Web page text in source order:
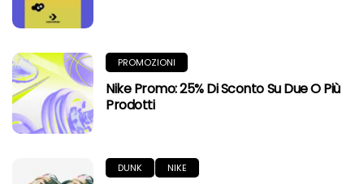
PROMOZIONI
Nike Promo: 25% Di Sconto Su Due O Più
Prodotti
DUNK NIKE